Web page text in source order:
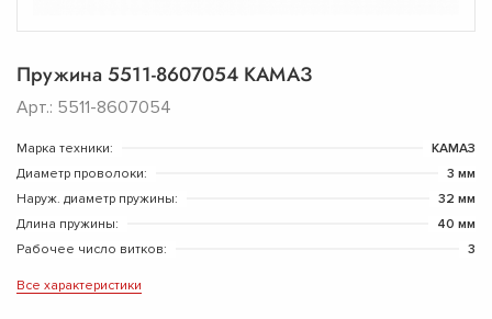
Пружина 5511-8607054 КАМАЗ
Арт.: 5511-8607054
Марка техники:
КАМАЗ
Диаметр проволоки:
3 мм
Наруж. диаметр пружины:
32 мм
Длина пружины:
40 мм
Рабочее число витков:
3
Все характеристики